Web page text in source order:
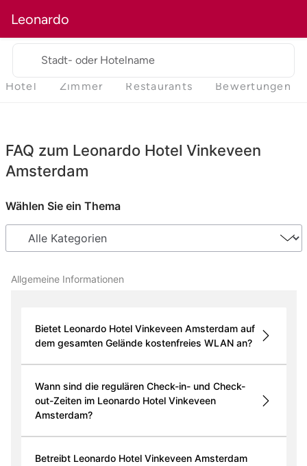
Leonardo
Stadt- oder Hotelname
Hotel Zimmer Restaurants Bewertungen
FAQ zum Leonardo Hotel Vinkeveen
Amsterdam
Wählen Sie ein Thema
Allgemeine Informationen
Bietet Leonardo Hotel Vinkeveen Amsterdam auf
dem gesamten Gelände kostenfreies WLAN an?
Wann sind die regulären Check-in- und Check-
out-Zeiten im Leonardo Hotel Vinkeveen
Amsterdam?
Betreibt Leonardo Hotel Vinkeveen Amsterdam